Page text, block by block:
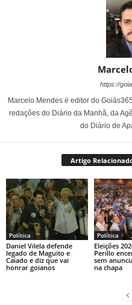
https://
Marcelo Mendes é editor do
redações do Diário da Manhã, da
do Diário de
Artigo
Política
Daniel Vilela defende
legado de Maguito e
Caiado e diz que vai
honrar goianos
Política
Eleições
Perillo
sem
na chapa